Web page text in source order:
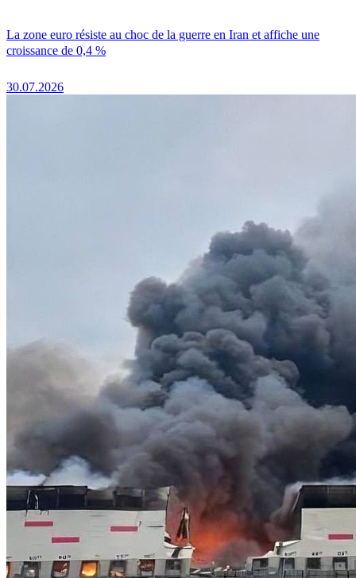
La zone euro résiste au choc de la guerre en Iran et affiche une
croissance de 0,4 %
30.07.2026